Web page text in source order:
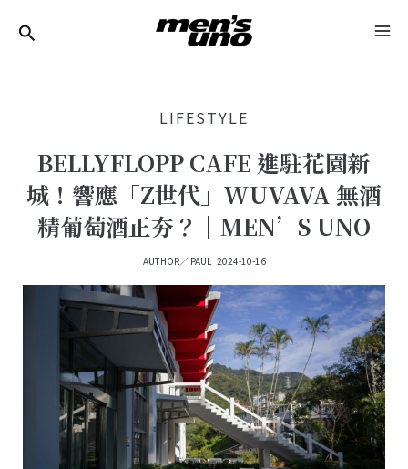
LIFESTYLE
BELLYFLOPP CAFE 進駐花園新
城！響應「Z世代」WUVAVA 無酒
精葡萄酒正夯？｜MEN’S UNO
AUTHOR／ PAUL 2024-10-16
Navigation